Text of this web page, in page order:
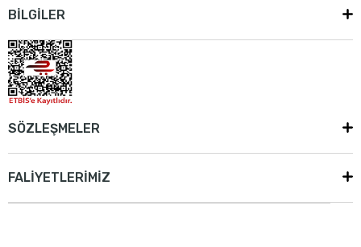
BİLGİLER
SÖZLEŞMELER
FALİYETLERİMİZ